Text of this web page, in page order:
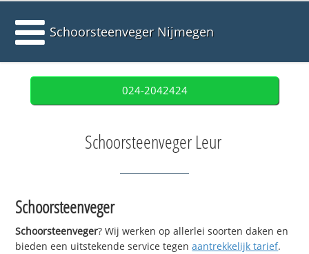
Schoorsteenveger Nijmegen
024-2042424
Schoorsteenveger Leur
Schoorsteenveger
Schoorsteenveger? Wij werken op allerlei soorten daken en
bieden een uitstekende service tegenaantrekkelijk tarief.